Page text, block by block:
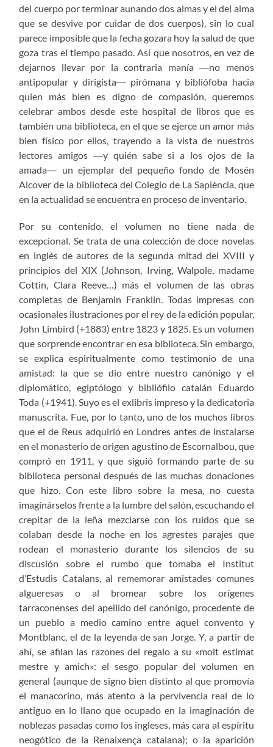
del cuerpo por terminar aunando dos almas y el del alma
que se desvive por cuidar de dos cuerpos), sin lo cual
parece imposible que la fecha gozara hoy la salud de que
goza tras el tiempo pasado. Así que nosotros, en vez de
dejarnos llevar por la contraria manía ―no menos
antipopular y dirigista― pirómana y bibliófoba hacia
quien más bien es digno de compasión, queremos
celebrar ambos desde este hospital de libros que es
también una biblioteca, en el que se ejerce un amor más
bien físico por ellos, trayendo a la vista de nuestros
lectores amigos ―y quién sabe si a los ojos de la
amada― un ejemplar del pequeño fondo de Mosén
Alcover de la biblioteca del Colegio de La Sapiència, que
en la actualidad se encuentra en proceso de inventario.
Por su contenido, el volumen no tiene nada de
excepcional. Se trata de una colección de doce novelas
en inglés de autores de la segunda mitad del XVIII y
principios del XIX (Johnson, Irving, Walpole, madame
Cottin, Clara Reeve…) más el volumen de las obras
completas de Benjamin Franklin. Todas impresas con
ocasionales ilustraciones por el rey de la edición popular,
John Limbird (+1883) entre 1823 y 1825. Es un volumen
que sorprende encontrar en esa biblioteca. Sin embargo,
se explica espiritualmente como testimonio de una
amistad: la que se dio entre nuestro canónigo y el
diplomático, egiptólogo y bibliófilo catalán Eduardo
Toda (+1941). Suyo es el exlibris impreso y la dedicatoria
manuscrita. Fue, por lo tanto, uno de los muchos libros
que el de Reus adquirió en Londres antes de instalarse
en el monasterio de origen agustino de Escornalbou, que
compró en 1911, y que siguió formando parte de su
biblioteca personal después de las muchas donaciones
que hizo. Con este libro sobre la mesa, no cuesta
imaginárselos frente a la lumbre del salón, escuchando el
crepitar de la leña mezclarse con los ruidos que se
colaban desde la noche en los agrestes parajes que
rodean el monasterio durante los silencios de su
discusión sobre el rumbo que tomaba el Institut
d’Estudis Catalans, al rememorar amistades comunes
algueresas o al bromear sobre los orígenes
tarraconenses del apellido del canónigo, procedente de
un pueblo a medio camino entre aquel convento y
Montblanc, el de la leyenda de san Jorge. Y, a partir de
ahí, se afilan las razones del regalo a su «molt estimat
mestre y amich»: el sesgo popular del volumen en
general (aunque de signo bien distinto al que promovía
el manacorino, más atento a la pervivencia real de lo
antiguo en lo llano que ocupado en la imaginación de
noblezas pasadas como los ingleses, más cara al espíritu
neogótico de la Renaixença catalana); o la aparición